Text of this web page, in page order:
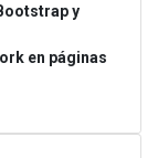
y
en páginas